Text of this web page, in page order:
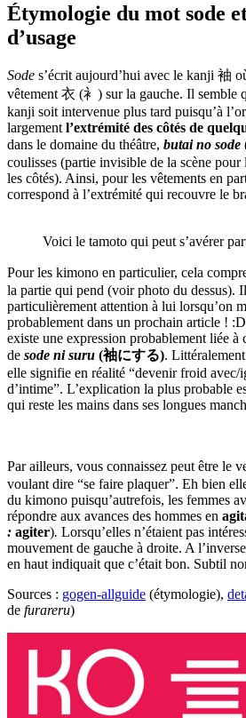
Étymologie du mot sode
d’usage
Sode s’écrit aujourd’hui avec le kanji 袖
vêtement 衣 (衤) sur la gauche. Il semble
kanji soit intervenue plus tard puisqu’à
largementl’extrémité des côtés de
dans le domaine du théâtre, butai no sode
coulisses (partie invisible de la scène pour
les côtés). Ainsi, pour les vêtements en
correspond à l’extrémité qui recouvre le
Voici le tamoto qui peut s’avérer
Pour les kimono en particulier, cela
la partie qui pend (voir photo du dessus).
particulièrement attention à lui lorsqu’on
probablement dans un prochain article !
existe une expression probablement liée à
de sode ni suru (袖にする).
elle signifie en réalité “devenir froid avec/
d’intime”. L’explication la plus probable
qui reste les mains dans ses longues
Par ailleurs, vous connaissez peut être le
voulant dire “se faire plaquer”. Eh bien
du kimono puisqu’autrefois, les femmes
répondre aux avances des hommes en
: agiter). Lorsqu’elles n’étaient pas
mouvement de gauche à droite. A
en haut indiquait que c’était bon. Subtil
Sources : gogen-allguide (étymologie),
de furareru)